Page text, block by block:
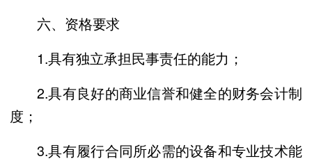
六、资格要求
1.具有独立承担民事责任的能力；
2.具有良好的商业信誉和健全的财务会计制
度；
3.具有履行合同所必需的设备和专业技术能